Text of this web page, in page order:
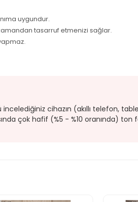
uygundur.
tasarruf etmenizi sağlar.
cihazın (akıllı telefon,
çok hafif (%5 - %10 oranında) ton